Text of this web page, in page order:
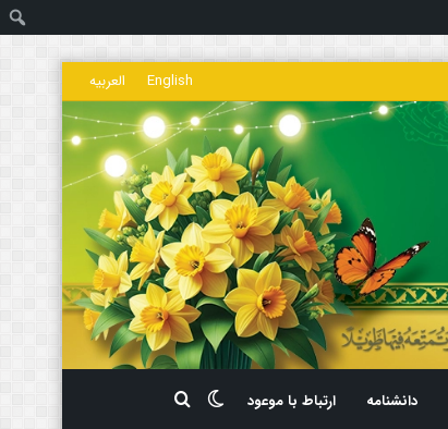
English العربیه
دانشنامه ارتباط با موعود تغییر